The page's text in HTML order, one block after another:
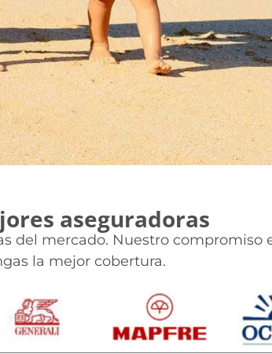
aseguradoras
del mercado. Nuestro compromiso
la mejor cobertura.